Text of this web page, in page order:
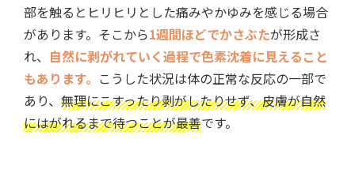
部を触るとヒリヒリとした痛みやかゆみを感じる場合
があります。そこから1週間ほどでかさぶたが形成さ
れ、 自然に剥がれていく過程で色素沈着に見えること
もあります。 こうした状況は体の正常な反応の一部で
あり、 無理にこすったり剥がしたりせず、皮膚が自然
にはがれるまで待つことが最善です。